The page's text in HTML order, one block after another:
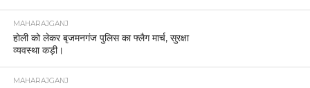
MAHARAJGANJ
होली को लेकर बृजमनगंज पुलिस का फ्लैग मार्च, सुरक्षा
व्यवस्था कड़ी।
MAHARAJGANJ